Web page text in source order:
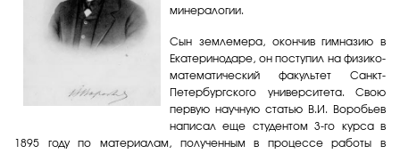
минералогии.
Сын землемера, окончив гимназию в
Екатеринодаре, он поступил на физико-
математический факультет Санкт-
Петербургского университета. Свою
первую научную статью В.И. Воробьев
написал еще студентом 3-го курса в
1895 году по материалам, полученным в процессе работы в